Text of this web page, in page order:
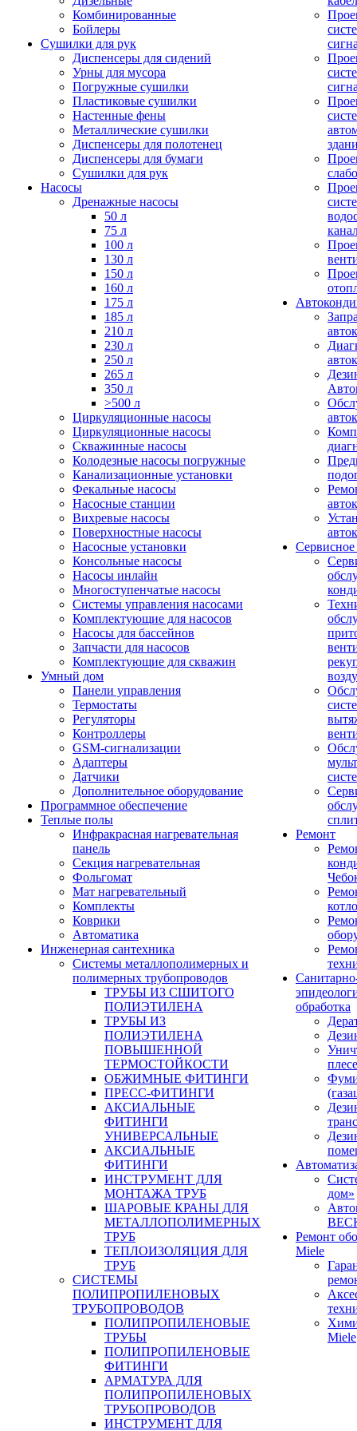
Комбинированные
Бойлеры
Сушилки для рук
Диспенсеры для сидений
Урны для мусора
Погружные сушилки
Пластиковые сушилки
Настенные фены
Металлические сушилки
Диспенсеры для полотенец
Диспенсеры для бумаги
Сушилки для рук
Насосы
Дренажные насосы
50 л
75 л
100 л
130 л
150 л
160 л
175 л
185 л
210 л
230 л
250 л
265 л
350 л
>500 л
Циркуляционные насосы
Циркуляционные насосы
Скважинные насосы
Колодезные насосы погружные
Канализационные установки
Фекальные насосы
Насосные станции
Вихревые насосы
Поверхностные насосы
Насосные установки
Консольные насосы
Насосы инлайн
Многоступенчатые насосы
Системы управления насосами
Комплектующие для насосов
Насосы для бассейнов
Запчасти для насосов
Комплектующие для скважин
Умный дом
Панели управления
Термостаты
Регуляторы
Контроллеры
GSM-сигнализации
Адаптеры
Датчики
Дополнительное оборудование
Программное обеспечение
Теплые полы
Инфракрасная нагревательная
панель
Секция нагревательная
Фольгомат
Мат нагревательный
Комплекты
Коврики
Автоматика
Инженерная сантехника
Системы металлополимерных и
полимерных трубопроводов
ТРУБЫ ИЗ СШИТОГО
ПОЛИЭТИЛЕНА
ТРУБЫ ИЗ
ПОЛИЭТИЛЕНА
ПОВЫШЕННОЙ
ТЕРМОСТОЙКОСТИ
ОБЖИМНЫЕ ФИТИНГИ
ПРЕСС-ФИТИНГИ
АКСИАЛЬНЫЕ
ФИТИНГИ
УНИВЕРСАЛЬНЫЕ
АКСИАЛЬНЫЕ
ФИТИНГИ
ИНСТРУМЕНТ ДЛЯ
МОНТАЖА ТРУБ
ШАРОВЫЕ КРАНЫ ДЛЯ
МЕТАЛЛОПОЛИМЕРНЫХ
ТРУБ
ТЕПЛОИЗОЛЯЦИЯ ДЛЯ
ТРУБ
СИСТЕМЫ
ПОЛИПРОПИЛЕНОВЫХ
ТРУБОПРОВОДОВ
ПОЛИПРОПИЛЕНОВЫЕ
ТРУБЫ
ПОЛИПРОПИЛЕНОВЫЕ
ФИТИНГИ
АРМАТУРА ДЛЯ
ПОЛИПРОПИЛЕНОВЫХ
ТРУБОПРОВОДОВ
ИНСТРУМЕНТ ДЛЯ
Ремонт
обработка
дом»
Ремонт
Miele
Miele